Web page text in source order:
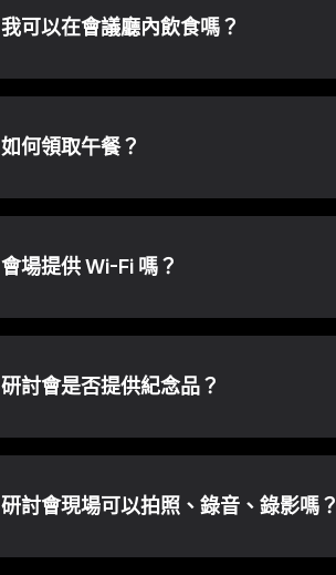
我可以在會議廳內飲食嗎？
如何領取午餐？
會場提供 Wi-Fi 嗎？
研討會是否提供紀念品？
研討會現場可以拍照、錄音、錄影嗎？